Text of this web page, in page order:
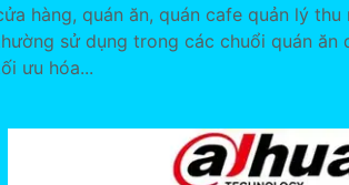
hàng, quán ăn, quán cafe quản lý thu
sử dụng trong các chuổi quán ăn
ưu hóa...